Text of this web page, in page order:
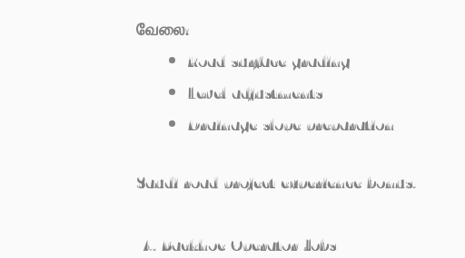
வேலை:
Road surface grading
Level adjustments
Drainage slope preparation
Saudi road project experience bonus.
4. Backhoe Operator Jobs